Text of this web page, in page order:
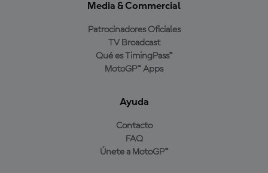
Media & Commercial
Patrocinadores Oficiales
TV Broadcast
Qué es TimingPass™
MotoGP™ Apps
Ayuda
Contacto
FAQ
Únete a MotoGP™